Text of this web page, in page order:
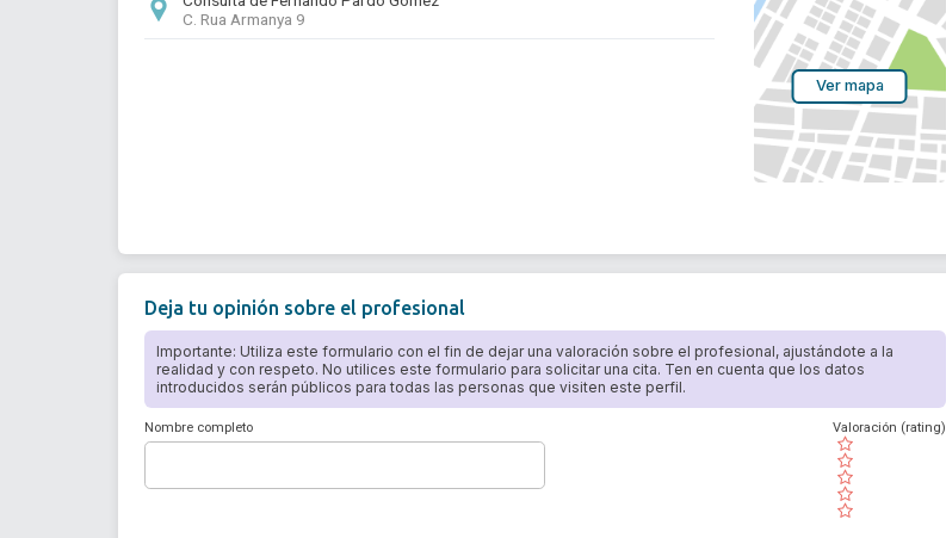
C. Rua Armanya 9
Ver mapa
Deja tu opinión sobre el profesional
Importante: Utiliza este formulario con el fin de dejar una valoración sobre el profesional, ajustándote a la
realidad y con respeto. No utilices este formulario para solicitar una cita. Ten en cuenta que los datos
introducidos serán públicos para todas las personas que visiten este perfil.
Nombre completo
( )
( )
( )
( )
( )
Valoración (rating)